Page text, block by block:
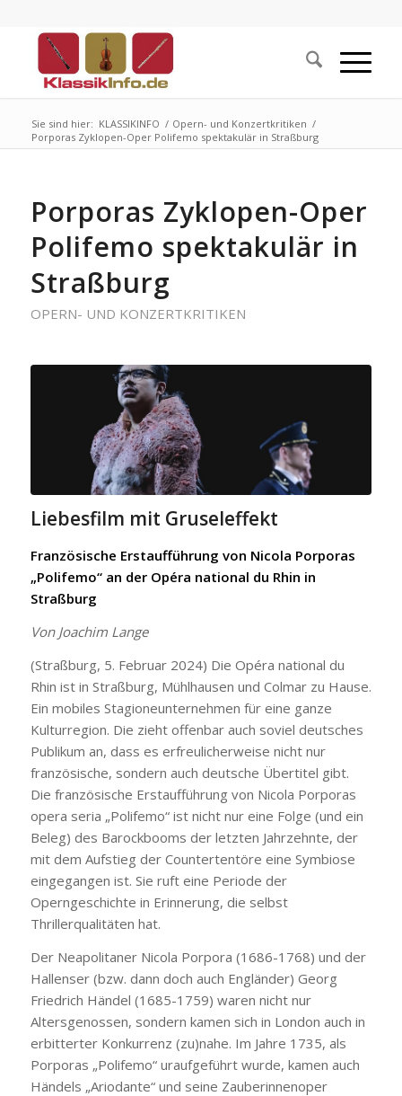
Sie sind hier: KLASSIKINFO / Opern- und Konzertkritiken /
Porporas Zyklopen-Oper Polifemo spektakulär in Straßburg
Porporas Zyklopen-Oper
Polifemo spektakulär in
Straßburg
OPERN- UND KONZERTKRITIKEN
Liebesfilm mit Gruseleffekt
Französische Erstaufführung von Nicola Porporas
„Polifemo“ an der Opéra national du Rhin in
Straßburg
Von Joachim Lange
(Straßburg, 5. Februar 2024) Die Opéra national du
Rhin ist in Straßburg, Mühlhausen und Colmar zu Hause.
Ein mobiles Stagioneunternehmen für eine ganze
Kulturregion. Die zieht offenbar auch soviel deutsches
Publikum an, dass es erfreulicherweise nicht nur
französische, sondern auch deutsche Übertitel gibt.
Die französische Erstaufführung von Nicola Porporas
opera seria „Polifemo“ ist nicht nur eine Folge (und ein
Beleg) des Barockbooms der letzten Jahrzehnte, der
mit dem Aufstieg der Countertentöre eine Symbiose
eingegangen ist. Sie ruft eine Periode der
Operngeschichte in Erinnerung, die selbst
Thrillerqualitäten hat.
Der Neapolitaner Nicola Porpora (1686-1768) und der
Hallenser (bzw. dann doch auch Engländer) Georg
Friedrich Händel (1685-1759) waren nicht nur
Altersgenossen, sondern kamen sich in London auch in
erbitterter Konkurrenz (zu)nahe. Im Jahre 1735, als
Porporas „Polifemo“ uraufgeführt wurde, kamen auch
Händels „Ariodante“ und seine Zauberinnenoper